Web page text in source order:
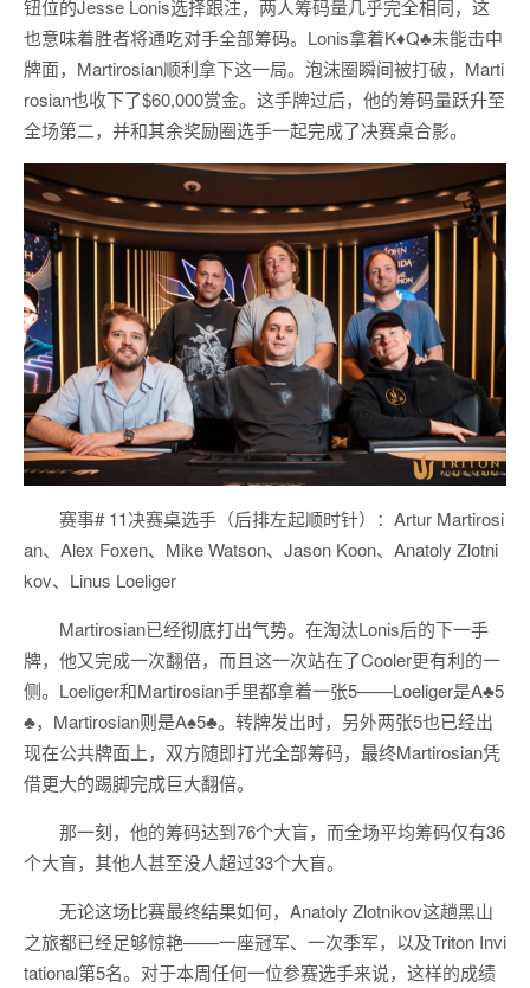
钮位的Jesse Lonis选择跟注，两人筹码量几乎完全相同，这
也意味着胜者将通吃对手全部筹码。Lonis拿着K♦Q♣未能击中
牌面，Martirosian顺利拿下这一局。泡沫圈瞬间被打破，Marti
rosian也收下了$60,000赏金。这手牌过后，他的筹码量跃升至
全场第二，并和其余奖励圈选手一起完成了决赛桌合影。
赛事# 11决赛桌选手（后排左起顺时针）：Artur Martirosi
an、Alex Foxen、Mike Watson、Jason Koon、Anatoly Zlotni
kov、Linus Loeliger
Martirosian已经彻底打出气势。在淘汰Lonis后的下一手
牌，他又完成一次翻倍，而且这一次站在了Cooler更有利的一
侧。Loeliger和Martirosian手里都拿着一张5——Loeliger是A♣5
♣，Martirosian则是A♠5♣。转牌发出时，另外两张5也已经出
现在公共牌面上，双方随即打光全部筹码，最终Martirosian凭
借更大的踢脚完成巨大翻倍。
那一刻，他的筹码达到76个大盲，而全场平均筹码仅有36
个大盲，其他人甚至没人超过33个大盲。
无论这场比赛最终结果如何，Anatoly Zlotnikov这趟黑山
之旅都已经足够惊艳——一座冠军、一次季军，以及Triton Invi
tational第5名。对于本周任何一位参赛选手来说，这样的成绩